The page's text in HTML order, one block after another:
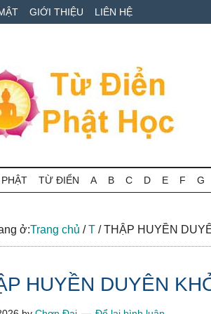
GIỚI THIỆU LIÊN HỆ
TỪ ĐIỂN A B C D E F G
ở:Trang chủ / T /THẬP HUYỀN
HUYỀN DUYÊN